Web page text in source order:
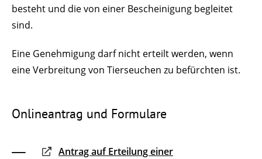
besteht und die von einer Bescheinigung begleitet
sind.
Eine Genehmigung darf nicht erteilt werden, wenn
eine Verbreitung von Tierseuchen zu befürchten ist.
Onlineantrag und Formulare
Antrag auf Erteilung einer